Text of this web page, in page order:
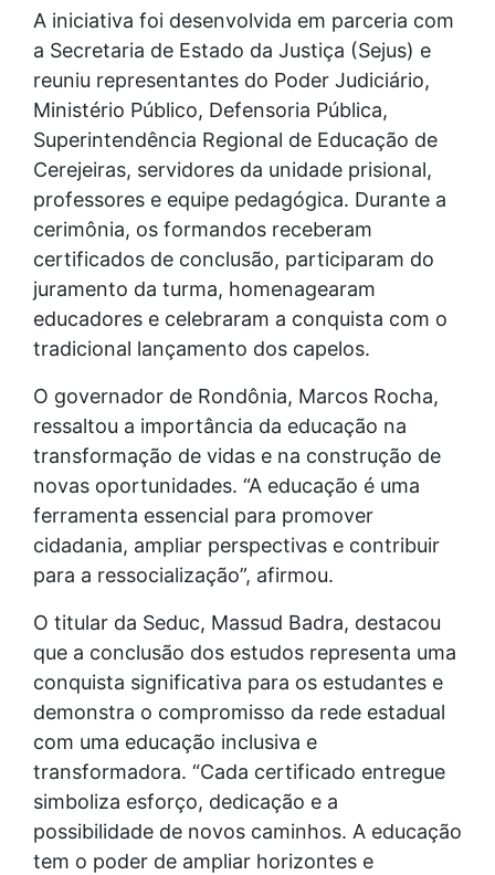
A iniciativa foi desenvolvida em parceria com
a Secretaria de Estado da Justiça (Sejus) e
reuniu representantes do Poder Judiciário,
Ministério Público, Defensoria Pública,
Superintendência Regional de Educação de
Cerejeiras, servidores da unidade prisional,
professores e equipe pedagógica. Durante a
cerimônia, os formandos receberam
certificados de conclusão, participaram do
juramento da turma, homenagearam
educadores e celebraram a conquista com o
tradicional lançamento dos capelos.
O governador de Rondônia, Marcos Rocha,
ressaltou a importância da educação na
transformação de vidas e na construção de
novas oportunidades. “A educação é uma
ferramenta essencial para promover
cidadania, ampliar perspectivas e contribuir
para a ressocialização”, afirmou.
O titular da Seduc, Massud Badra, destacou
que a conclusão dos estudos representa uma
conquista significativa para os estudantes e
demonstra o compromisso da rede estadual
com uma educação inclusiva e
transformadora. “Cada certificado entregue
simboliza esforço, dedicação e a
possibilidade de novos caminhos. A educação
tem o poder de ampliar horizontes e